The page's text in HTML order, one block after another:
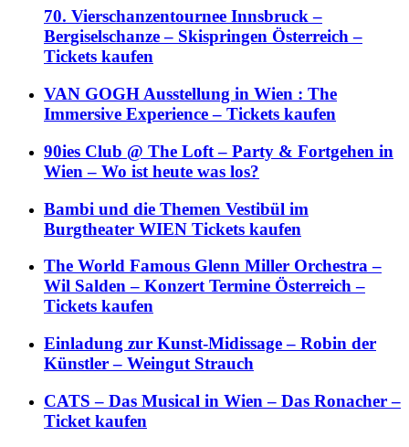
70. Vierschanzentournee Innsbruck –
Bergiselschanze – Skispringen Österreich –
Tickets kaufen
VAN GOGH Ausstellung in Wien : The
Immersive Experience – Tickets kaufen
90ies Club @ The Loft – Party & Fortgehen in
Wien – Wo ist heute was los?
Bambi und die Themen Vestibül im
Burgtheater WIEN Tickets kaufen
The World Famous Glenn Miller Orchestra –
Wil Salden – Konzert Termine Österreich –
Tickets kaufen
Einladung zur Kunst-Midissage – Robin der
Künstler – Weingut Strauch
CATS – Das Musical in Wien – Das Ronacher –
Ticket kaufen